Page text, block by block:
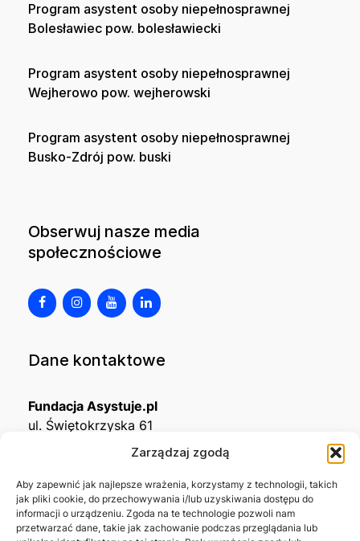
Zarządzaj zgodą
Aby zapewnić jak najlepsze wrażenia, korzystamy z technologii, takich
jak pliki cookie, do przechowywania i/lub uzyskiwania dostępu do
informacji o urządzeniu. Zgoda na te technologie pozwoli nam
przetwarzać dane, takie jak zachowanie podczas przeglądania lub
Program asystent osoby niepełnosprawnej
Bolesławiec pow. bolesławiecki
Program asystent osoby niepełnosprawnej
Wejherowo pow. wejherowski
Program asystent osoby niepełnosprawnej
Busko-Zdrój pow. buski
Obserwuj nasze media
społecznościowe
Dane kontaktowe
Fundacja Asystuje.pl
ul. Świętokrzyska 61
KRS0001215994
NIP5492488380
REGON543667703